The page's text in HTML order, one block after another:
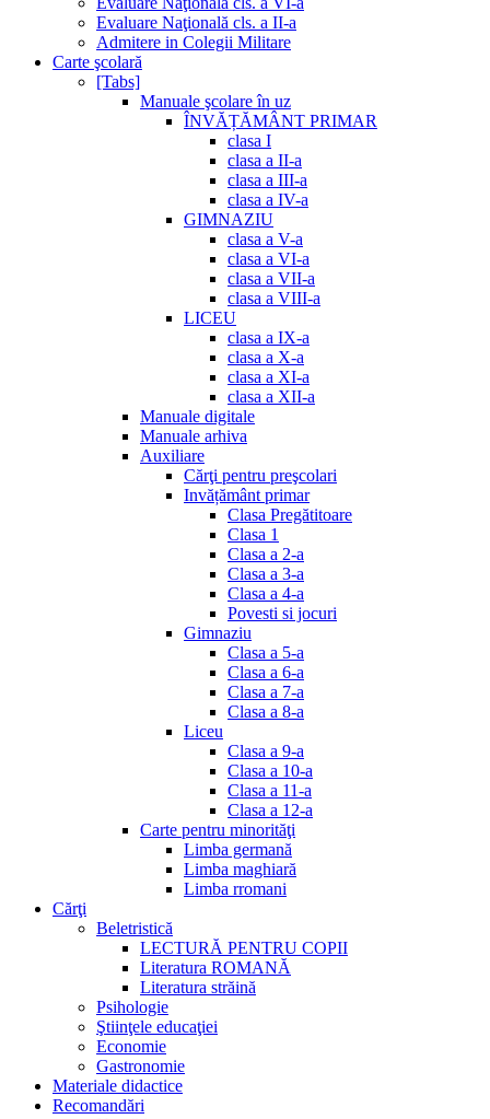
Evaluare Naţională cls. a II-a
Admitere in Colegii Militare
Carte şcolară
[Tabs]
Manuale şcolare în uz
ÎNVĂȚĂMÂNT PRIMAR
clasa I
clasa a II-a
clasa a III-a
clasa a IV-a
GIMNAZIU
clasa a V-a
clasa a VI-a
clasa a VII-a
clasa a VIII-a
LICEU
clasa a IX-a
clasa a X-a
clasa a XI-a
clasa a XII-a
Manuale digitale
Manuale arhiva
Auxiliare
Cărţi pentru preşcolari
Invățământ primar
Clasa Pregătitoare
Clasa 1
Clasa a 2-a
Clasa a 3-a
Clasa a 4-a
Povesti si jocuri
Gimnaziu
Clasa a 5-a
Clasa a 6-a
Clasa a 7-a
Clasa a 8-a
Liceu
Clasa a 9-a
Clasa a 10-a
Clasa a 11-a
Clasa a 12-a
Carte pentru minorităţi
Limba germană
Limba maghiară
Limba rromani
Cărţi
Beletristică
LECTURĂ PENTRU COPII
Literatura ROMANĂ
Literatura străină
Psihologie
Ştiinţele educaţiei
Economie
Gastronomie
Materiale didactice
Recomandări